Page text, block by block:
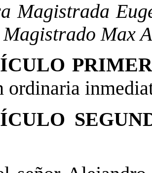
Magistrada
Magistrado Max
ordinaria